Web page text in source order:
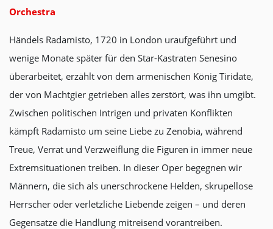
Orchestra
Händels Radamisto, 1720 in London uraufgeführt und
wenige Monate später für den Star-Kastraten Senesino
überarbeitet, erzählt von dem armenischen König Tiridate,
der von Machtgier getrieben alles zerstört, was ihn umgibt.
Zwischen politischen Intrigen und privaten Konflikten
kämpft Radamisto um seine Liebe zu Zenobia, während
Treue, Verrat und Verzweiflung die Figuren in immer neue
Extremsituationen treiben. In dieser Oper begegnen wir
Männern, die sich als unerschrockene Helden, skrupellose
Herrscher oder verletzliche Liebende zeigen – und deren
Gegensatze die Handlung mitreisend vorantreiben.